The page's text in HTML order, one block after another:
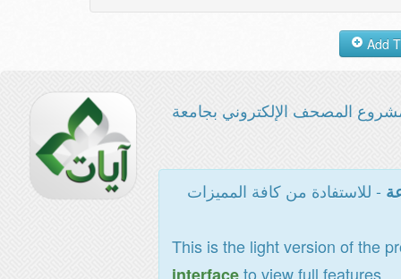
المصحف الإلكتروني بجامعة
- للاستفادة من كافة المميزات
This is the light version of the
to view full features